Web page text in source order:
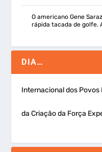
O americano Gene
rápida tacada de golfe.
DIA…
Internacional dos Povos
da Criação da Força